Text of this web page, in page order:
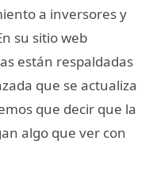
a inversores y
su sitio web
están respaldadas
que se actualiza
que decir que la
algo que ver con